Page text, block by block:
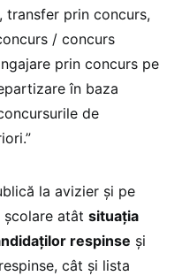
transfer prin concurs,
/ concurs
prin concurs pe
în baza
de
la avizier și pe
atât situația
respinse și
cât și lista